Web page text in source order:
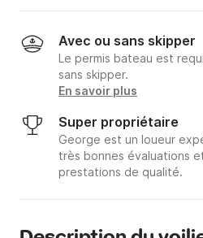
Avec ou sans skipper
Le permis bateau est
sans skipper.
En savoir plus
Super propriétaire
George est un loueur
très bonnes évaluations
prestations de qualité.